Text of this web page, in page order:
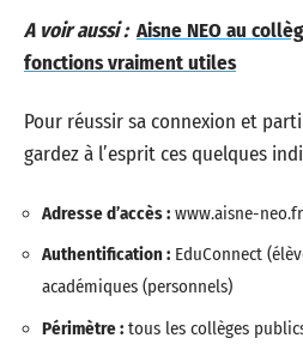
A voir aussi : Aisne NEO au
fonctions vraiment utiles
Pour réussir sa connexion et
gardez à l’esprit ces quelques
Adresse d’accès : www.aisne-neo.fr
Authentification : EduConnect
académiques (personnels)
Périmètre : tous les collèges